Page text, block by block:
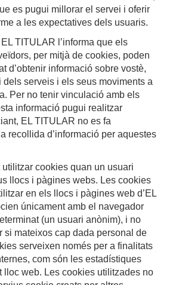
es pugui millorar el servei i oferir
a les expectatives dels usuaris.
TITULAR l’informa que els
per mitjà de cookies, poden
d’obtenir informació sobre vostè,
dels serveis i els seus moviments a
Per no tenir vinculació amb els
informació pugui realitzar
EL TITULAR no es fa
recollida d’informació per aquestes
utilitzar cookies quan un usuari
llocs i pàgines webs. Les cookies
en els llocs i pàgines web d’EL
únicament amb el navegador
(un usuari anònim), i no
si mateixos cap dada personal de
serveixen només per a finalitats
com són les estadístiques
lloc web. Les cookies utilitzades no